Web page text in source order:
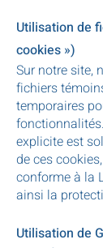
Utilisation de
cookies »)
Sur notre site,
fichiers
temporaires
explicite est
de ces
conforme à la
ainsi la
Utilisation de